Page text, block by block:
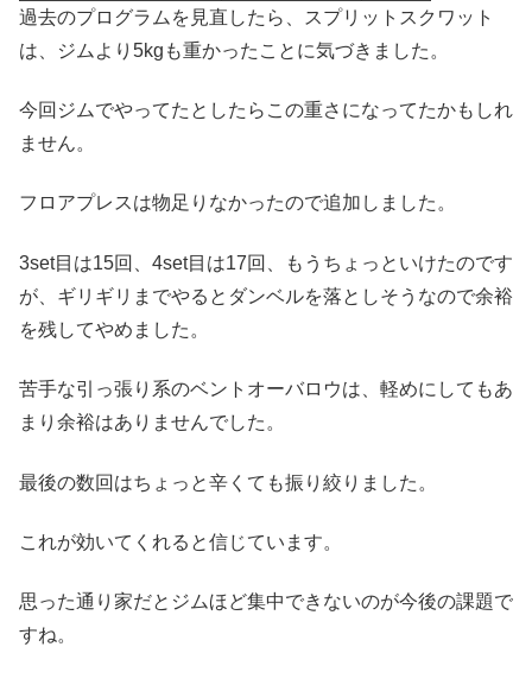
過去のプログラムを見直したら、スプリットスクワット
は、ジムより5kgも重かったことに気づきました。
今回ジムでやってたとしたらこの重さになってたかもしれ
ません。
フロアプレスは物足りなかったので追加しました。
3set目は15回、4set目は17回、もうちょっといけたのです
が、ギリギリまでやるとダンベルを落としそうなので余裕
を残してやめました。
苦手な引っ張り系のベントオーバロウは、軽めにしてもあ
まり余裕はありませんでした。
最後の数回はちょっと辛くても振り絞りました。
これが効いてくれると信じています。
思った通り家だとジムほど集中できないのが今後の課題で
すね。